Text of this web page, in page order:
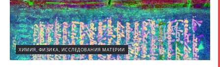
ХИМИЯ, ФИЗИКА, ИССЛЕДОВАНИЯ МАТЕРИИ